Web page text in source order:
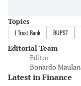
Topics
J Trust Bank RUPST
Editorial Team
Editor
Bonardo
Latest in Finance